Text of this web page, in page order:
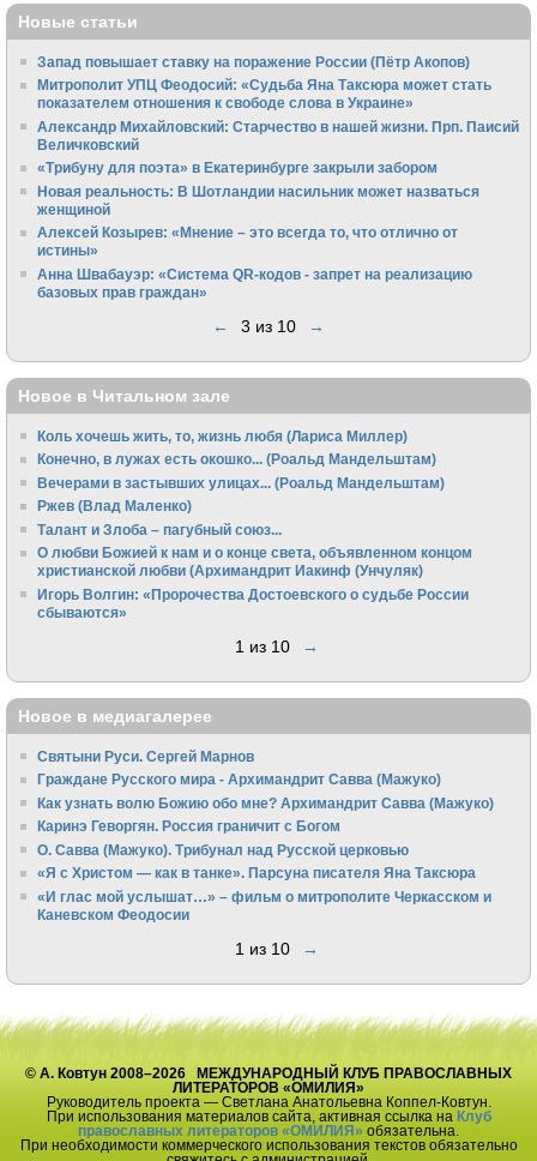
Новые статьи
Запад повышает ставку на поражение России (Пётр Акопов)
Митрополит УПЦ Феодосий: «Судьба Яна Таксюра может стать
показателем отношения к свободе слова в Украине»
Алек­сандр Михайловский: Старчество в нашей жизни. Прп. Паисий
Величковский
«Трибуну для поэта» в Екатеринбурге закрыли забором
Новая реальность: В Шотландии насильник может назваться
женщиной
Алексей Козырев: «Мнение – это всегда то, что отлично от
истины»
Анна Швабауэр: «Система QR-кодов - запрет на реализацию
базовых прав граждан»
← 3 из 10 →
Новое в Читальном зале
Коль хочешь жить, то, жизнь любя (Лариса Миллер)
Конечно, в лужах есть окошко... (Роальд Мандельштам)
Вечерами в застывших улицах... (Роальд Мандельштам)
Ржев (Влад Маленко)
Талант и Злоба – пагубный союз...
О любви Божией к нам и о конце света, объявленном концом
христианской любви (Архимандрит Иакинф (Унчуляк)
Игорь Волгин: «Пророчества Достоевского о судьбе России
сбываются»
1 из 10 →
Новое в медиагалерее
Святыни Руси. Сергей Марнов
Граждане Русского мира - Архимандрит Савва (Мажуко)
Как узнать волю Божию обо мне? Архимандрит Савва (Мажуко)
Каринэ Геворгян. Россия граничит с Богом
О. Савва (Мажуко). Трибунал над Русской церковью
«Я с Христом — как в танке». Парсуна писателя Яна Таксюра
«И глас мой услышат…» – фильм о митрополите Черкасском и
Каневском Феодосии
1 из 10 →
© А. Ковтун 2008–2026 МЕЖДУНАРОДНЫЙ КЛУБ ПРАВОСЛАВНЫХ
ЛИТЕРАТОРОВ «ОМИЛИЯ»
Руководитель проекта — Светлана Анатольевна Коппел-Ковтун.
При использования материалов сайта, активная ссылка на Клуб
православных литераторов «ОМИЛИЯ» обязательна.
При необходимости коммерческого использования текстов обязательно